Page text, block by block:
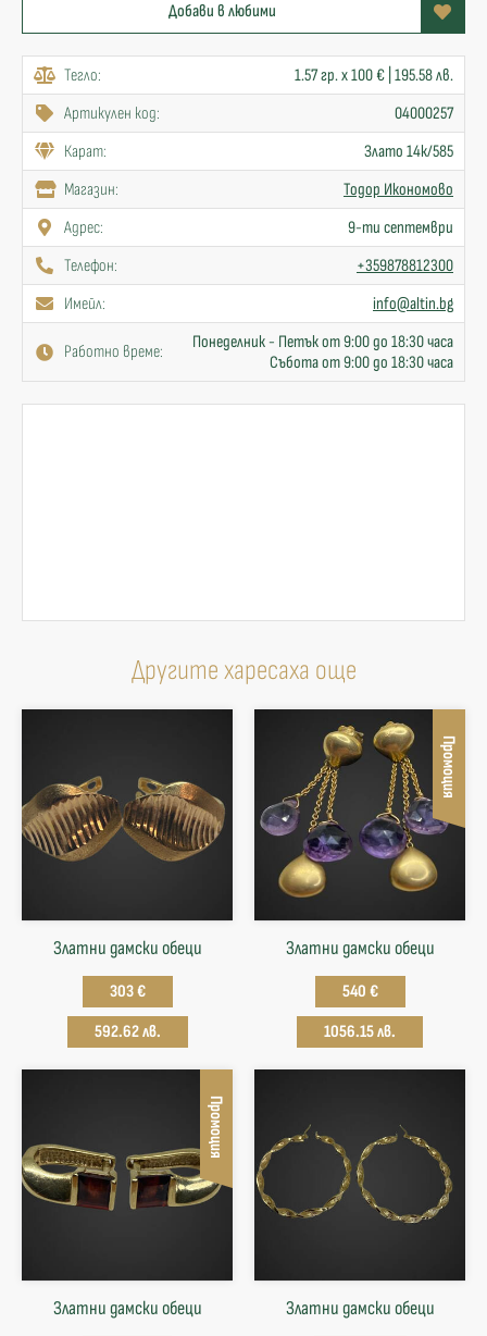
Добави в любими
Тегло:
1.57 гр. x 100 € | 195.58 лв.
Артикулен код:
04000257
Карат:
Злато 14к/585
Mагазин:
Тодор Икономово
Адрес:
9-ти септември
Телефон:
+359878812300
Имейл:
info@altin.bg
Работно време:
Понеделник - Петък от 9:00 до 18:30 часа
Събота от 9:00 до 18:30 часа
Другите харесаха още
Златни дамски обеци
303 €
592.62 лв.
Промоция
Златни дамски обеци
540 €
1056.15 лв.
Промоция
Златни дамски обеци Златни дамски обеци